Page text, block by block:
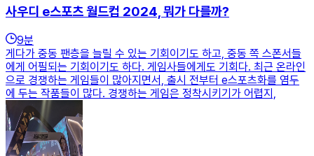
사우디 e스포츠 월드컵 2024, 뭐가 다를까?
9분
게다가 중동 팬층을 늘릴 수 있는 기회이기도 하고, 중동 쪽 스폰서들
에게 어필되는 기회이기도 하다. 게임사들에게도 기회다. 최근 온라인
으로 경쟁하는 게임들이 많아지면서, 출시 전부터 e스포츠화를 염두
에 두는 작품들이 많다. 경쟁하는 게임은 정착시키기가 어렵지,